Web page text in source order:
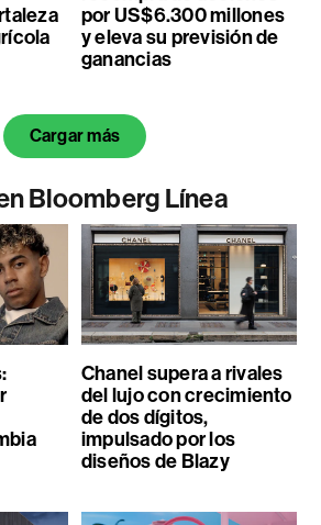
por US$6.300 millones
y eleva su previsión de
ganancias
Cargar más
Bloomberg Línea
Chanel supera a rivales
del lujo con crecimiento
de dos dígitos,
impulsado por los
diseños de Blazy